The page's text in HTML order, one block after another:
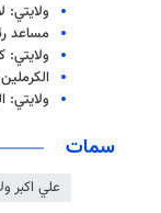
ولايتي:
مساعد
ولايتي:
ولايتي:
سمات
علي اكبر